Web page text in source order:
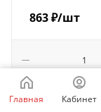
863₽/шт
Главная Кабинет